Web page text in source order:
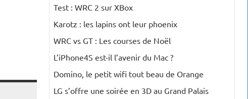
Test : WRC 2 sur XBox
Karotz : les lapins ont leur phoenix
WRC vs GT : Les courses de Noël
L’iPhone4S est-il l’avenir du Mac ?
Domino, le petit wifi tout beau de Orange
LG s’offre une soirée en 3D au Grand Palais